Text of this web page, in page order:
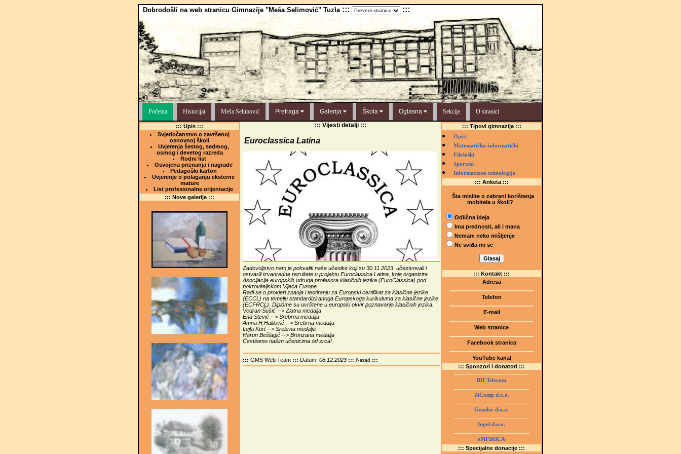
Dobrodošli na web stranicu Gimnazije "Meša Selimović" Tuzla ::: :::
Početna Historijat Meša Selimović Pretraga Galerija Škola Oglasna Sekcije O stranici
::: Upis :::
Svjedočanstvo o završenoj
osnovnoj školi
Uvjerenja šestog, sedmog,
osmog i devetog razreda
Rodni list
Osvojena priznanja i nagrade
Pedagoški karton
Uvjerenje o polaganju eksterne
mature
List profesionalne orijentacije
::: Nove galerije :::
::: Vijesti detalji :::
Euroclassica Latina
Zadovoljstvo nam je pohvaliti naše učenike koji su 30.11.2023. učestvovali i
ostvarili izvanredne rezultate u projektu Euroclassica Latina, koje organizira
Asocijacija europskih udruga profesora klasičnih jezika (EuroClassica) pod
pokroviteljskom Vijeća Europe.
Radi se o provjeri znanja i testiranju za Europski certifikat za klasične jezike
(ECCL) na temelju standardiziranoga Europskoga kurikuluma za klasične jezike
(ECFRCL). Diplome su uvrštene u europski okvir poznavanja klasičnih jezika.
Vedran Šušić --> Zlatna medalja
Ena Stević --> Srebrna medalja
Amna H.Halilović --> Srebrna medalja
Lejla Kurt --> Srebrna medalja
Harun Bešlagić --> Bronzana medalja
Čestitamo našim učenicima od srca!
::: GMS Web Team::: Datum: 08.12.2023::: Nazad :::
::: Tipovi gimnazija :::
Opšti
Matematičko-informatički
Filološki
Sportski
Informacione tehnologije
::: Anketa :::
Šta mislite o zabrani korištenja
mobitela u školi?
Odlična ideja
Ima prednosti, ali i mana
Nemam neko mišljenje
Ne sviđa mi se
::: Kontakt :::
Adresa
(Šetalište I.G. Kovačića 1)
75000 Tuzla, BiH
Telefon
E-mail
Web stranice
www.gmstziam.com.ba
Facebook stranica
YouTube kanal
GMS Tuzla
::: Sponzori i donatori :::
BH Telecom
ZiComp d.o.o.
Genelec d.o.o.
Ingel d.o.o.
eMPIRICA
::: Specijalne donacije :::